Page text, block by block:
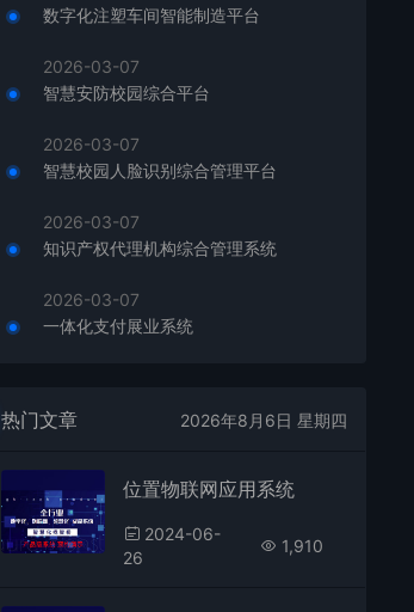
数字化注塑车间智能制造平台
2026-03-07
智慧安防校园综合平台
2026-03-07
智慧校园人脸识别综合管理平台
2026-03-07
知识产权代理机构综合管理系统
2026-03-07
一体化支付展业系统
热门文章 2026年8月6日 星期四
位置物联网应用系统
2024-06-
26
1,910